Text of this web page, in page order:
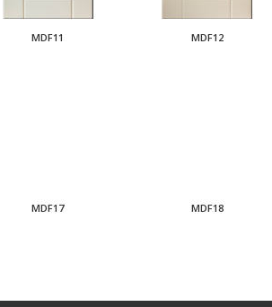
MDF11 MDF12
MDF17 MDF18